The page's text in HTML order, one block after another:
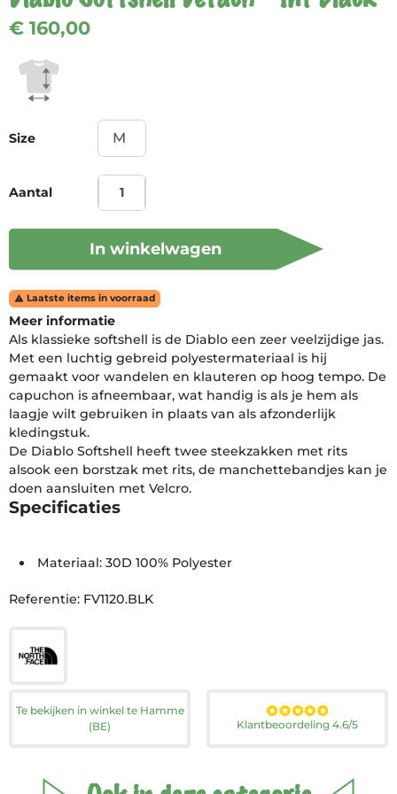
€ 160,00
Size
Aantal
In winkelwagen
 Laatste items in voorraad
Meer informatie
Als klassieke softshell is de Diablo een zeer veelzijdige jas.
Met een luchtig gebreid polyestermateriaal is hij
gemaakt voor wandelen en klauteren op hoog tempo. De
capuchon is afneembaar, wat handig is als je hem als
laagje wilt gebruiken in plaats van als afzonderlijk
kledingstuk.
De Diablo Softshell heeft twee steekzakken met rits
alsook een borstzak met rits, de manchettebandjes kan je
doen aansluiten met Velcro.
Specificaties
Materiaal: 30D 100% Polyester
Referentie: FV1120.BLK
Te bekijken in winkel te Hamme
(BE)
Klantbeoordeling 4.6/5